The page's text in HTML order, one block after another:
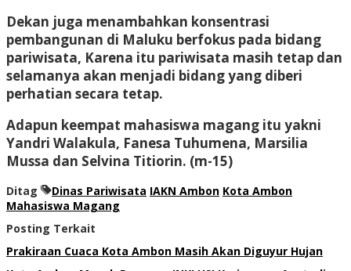
Dekan juga menambahkan konsentrasi
pembangunan di Maluku berfokus pada bidang
pariwisata, Karena itu pariwisata masih tetap dan
selamanya akan menjadi bidang yang diberi
perhatian secara tetap.
Adapun keempat mahasiswa magang itu yakni
Yandri Walakula, Fanesa Tuhumena, Marsilia
Mussa dan Selvina Titiorin. (m-15)
Ditag Dinas Pariwisata IAKN Ambon Kota Ambon
Mahasiswa Magang
Posting Terkait
Prakiraan Cuaca Kota Ambon Masih Akan Diguyur Hujan